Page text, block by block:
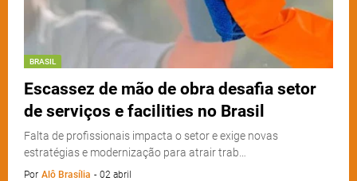
BRASIL
Escassez de mão de obra desafia setor
de serviços e facilities no Brasil
Falta de profissionais impacta o setor e exige novas
estratégias e modernização para atrair trab…
Por Alô Brasília - 02 abril